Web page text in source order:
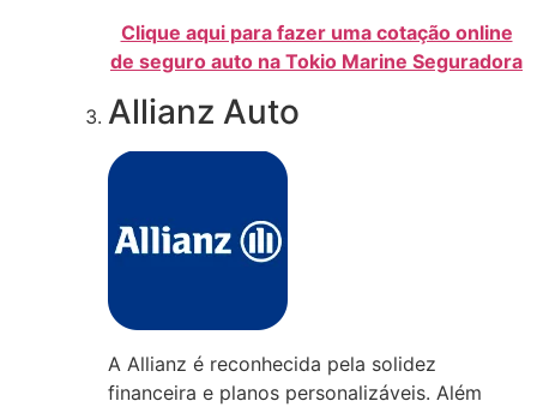
Clique aqui para fazer uma cotação online
de seguro auto na Tokio Marine Seguradora
Allianz Auto
A Allianz é reconhecida pela solidez
financeira e planos personalizáveis. Além